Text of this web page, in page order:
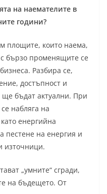
на наемателите в
години?
площите, които наема,
бързо променящите се
Разбира се,
достъпност и
ще бъдат актуални. При
набляга на
енергийна
пестене на енергия и
източници.
„умните“ сгради,
на бъдещето. От